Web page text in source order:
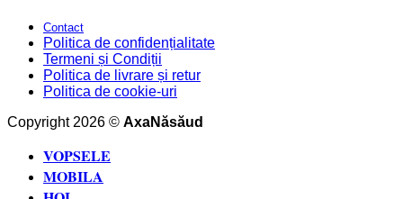
Contact
Politica de confidențialitate
Termeni și Condiții
Politica de livrare și retur
Politica de cookie-uri
Copyright 2026 © AxaNăsăud
VOPSELE
MOBILA